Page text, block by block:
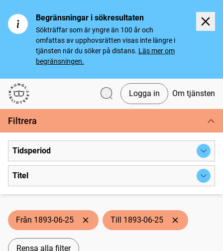
Begränsningar i sökresultaten
Sökträffar som är yngre än 100 år och
omfattas av upphovsrätten visas inte längre i
tjänsten när du söker på distans. Läs mer om
begränsningen.
Svenska tidningar
Logga in Om tjänsten
Filtrera
Tidsperiod
Titel
Från 1893-06-25 Till 1893-06-25
Rensa alla filter